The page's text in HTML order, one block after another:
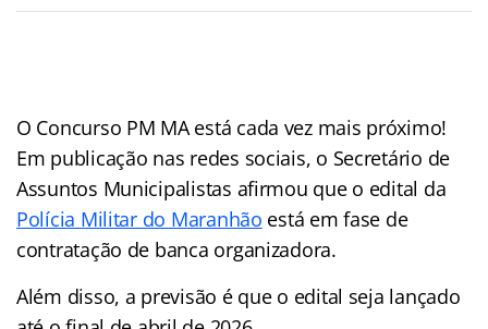
O Concurso PM MA está cada vez mais próximo!
Em publicação nas redes sociais, o Secretário de
Assuntos Municipalistas afirmou que o edital da
Polícia Militar do Maranhão está em fase de
contratação de banca organizadora.
Além disso, a previsão é que o edital seja lançado